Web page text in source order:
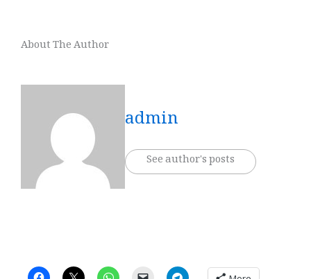
About The Author
admin
See author's posts